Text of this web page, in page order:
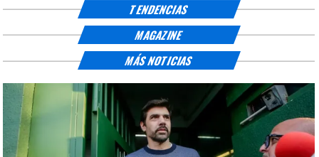
TENDENCIAS
MAGAZINE
MÁS NOTICIAS